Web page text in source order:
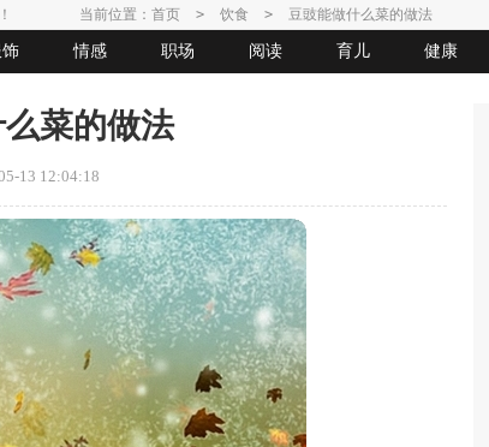
饰 情感 职场 阅读 育儿 健康
当前位置：首页 > 饮食 > 豆豉能做什么菜的做法
菜的做法
13 12:04:18